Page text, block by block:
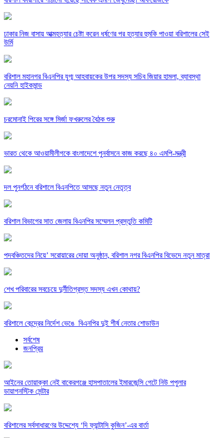
ঢাকার নিজ বাসায় আত্মহত্যার চেষ্টা করেন ধর্ষণের পর হত্যার হুমকি পাওয়া বরিশালের সেই
উর্মি
বরিশাল মহানগর বিএনপির যুগ্ম আহবায়কের উপর সদস্য সচিব জিয়ার হামলা, ব্যাবস্থা
নেয়নি হাইকমান্ড
চরমোনাই পিরের সঙ্গে মির্জা ফখরুলের বৈঠক শুরু
ভারত থেকে আওয়ামীলীগকে বাংলাদেশে পুনর্বাসনে কাজ করছে ৪০ এমপি-মন্ত্রী
দল পুনর্গঠনে বরিশালে বিএনপিতে আসছে নতুন নেতৃত্ব
বরিশাল বিভাগের সাত জেলায় বিএনপির সম্মেলন প্রস্তুতি কমিটি
পদবঞ্চিতদের নিয়ে’ সরোয়ারের দোয়া অনুষ্ঠান, বরিশাল নগর বিএনপির বিভেদে নতুন মাত্রা
শেখ পরিবারের সবচেয়ে দুর্নীতিগ্রস্ত সদস্য এখন কোথায়?
বরিশালে কেন্দ্রের নির্দেশ ভেঙে বিএনপির দুই শীর্ষ নেতার শোডাউন
সর্বশেষ
জনপ্রিয়
​আইনের তোয়াক্কা নেই বাকেরগঞ্জে হাসপাতালের ইমারজেন্সি গেটে নিউ পপুলার
ডায়াগনস্টিক সেন্টার
বরিশালের সর্বসাধারণের উদ্দেশ্যে ‘দি ফ্যান্টাসি কুজিন’-এর বার্তা